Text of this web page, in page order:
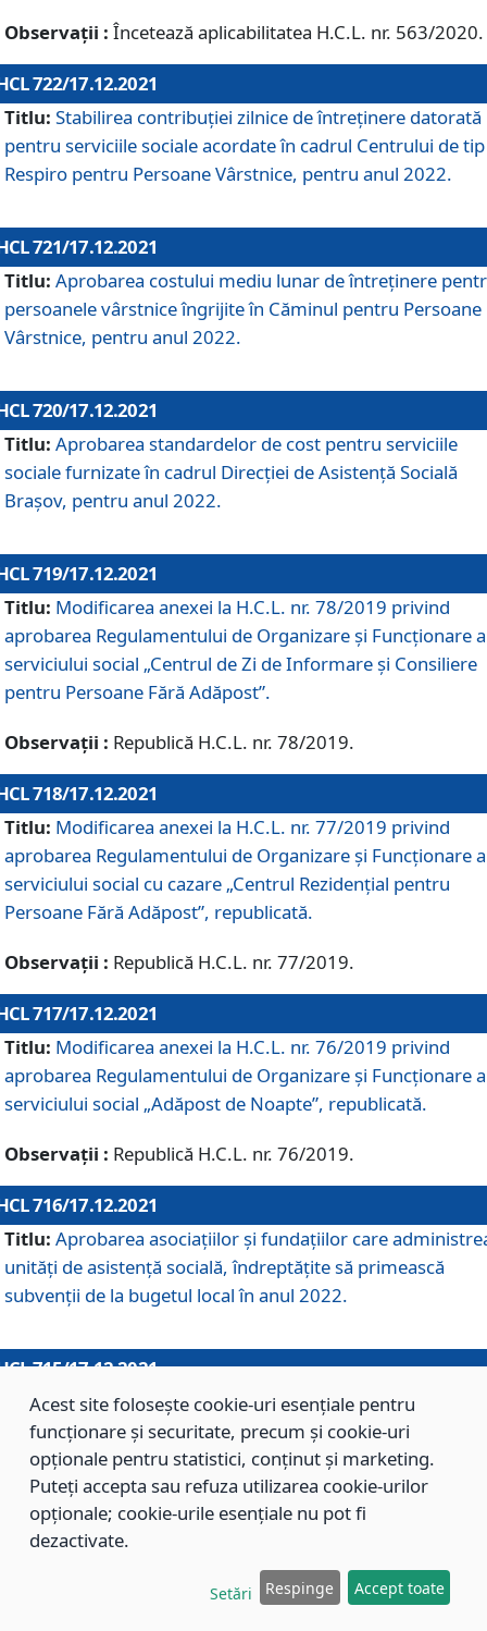
Observații : Încetează aplicabilitatea H.C.L. nr. 563/2020.
722/17.12.2021
Titlu: Stabilirea contribuţiei zilnice de întreținere datorată
pentru serviciile sociale acordate în cadrul Centrului de tip
Respiro pentru Persoane Vârstnice, pentru anul 2022.
721/17.12.2021
Titlu: Aprobarea costului mediu lunar de întreţinere
persoanele vârstnice îngrijite în Căminul pentru Persoane
Vârstnice, pentru anul 2022.
720/17.12.2021
Titlu: Aprobarea standardelor de cost pentru serviciile
sociale furnizate în cadrul Direcției de Asistență Socială
Brașov, pentru anul 2022.
719/17.12.2021
Titlu: Modificarea anexei la H.C.L. nr. 78/2019 privind
aprobarea Regulamentului de Organizare și Funcționare
serviciului social „Centrul de Zi de Informare şi Consiliere
pentru Persoane Fără Adăpost”.
Observații : Republică H.C.L. nr. 78/2019.
718/17.12.2021
Titlu: Modificarea anexei la H.C.L. nr. 77/2019 privind
aprobarea Regulamentului de Organizare și Funcționare
serviciului social cu cazare „Centrul Rezidențial pentru
Persoane Fără Adăpost”, republicată.
Observații : Republică H.C.L. nr. 77/2019.
717/17.12.2021
Titlu: Modificarea anexei la H.C.L. nr. 76/2019 privind
aprobarea Regulamentului de Organizare şi Funcționare
serviciului social „Adăpost de Noapte”, republicată.
Observații : Republică H.C.L. nr. 76/2019.
716/17.12.2021
Titlu: Aprobarea asociaţiilor şi fundaţiilor care
unităţi de asistenţă socială, îndreptăţite să primească
subvenţii de la bugetul local în anul 2022.
715/17.12.2021
Titlu: Aprobarea Planului de acţiuni sau lucrări de interes
local pentru anul 2022.
714/17.12.2021
Titlu: Modificarea Anexei la H.C.L. nr. 709/2020 privind
aprobarea Regulamentului de Organizare şi Funcţionare
Direcţiei de Asistenţă Socială Braşov.
Acest site folosește cookie-uri esențiale pentru
funcționare și securitate, precum și cookie-uri
opționale pentru statistici, conținut și marketing.
Puteți accepta sau refuza utilizarea cookie-urilor
opționale; cookie-urile esențiale nu pot fi
dezactivate.
Setări Respinge Accept toate